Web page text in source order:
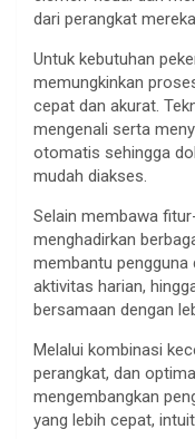
dari perangkat
Untuk kebutuhan
memungkinkan
cepat dan akurat.
mengenali serta
otomatis sehingga
mudah diakses.
Selain membawa
menghadirkan
membantu pengguna
aktivitas harian,
bersamaan dengan
Melalui kombinasi
perangkat, dan
mengembangkan
yang lebih cepat,